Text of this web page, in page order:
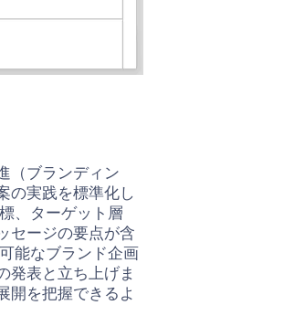
（ブランディン
の実践を標準化し
、ターゲット層
セージの要点が含
能なブランド企画
発表と立ち上げま
開を把握できるよ